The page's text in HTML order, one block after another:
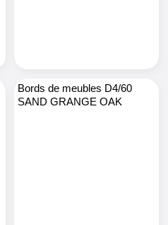
Bords de meubles D4/60
SAND GRANGE OAK